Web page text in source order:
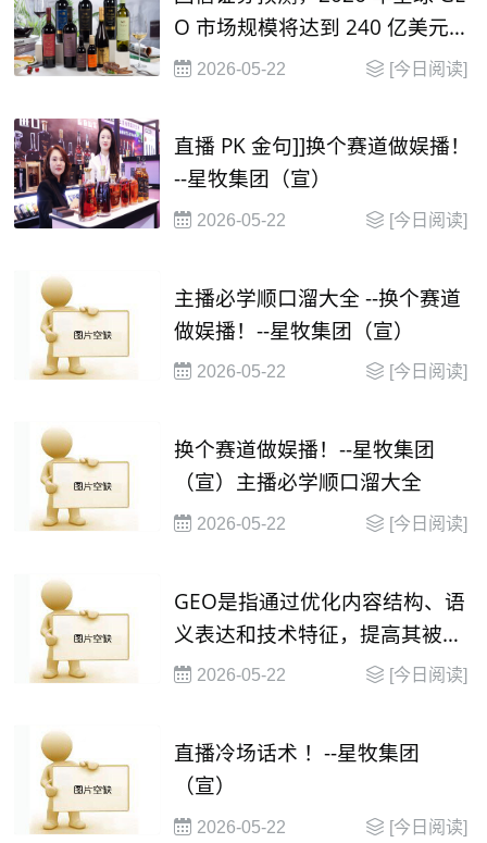
O 市场规模将达到 240 亿美元，
并在2030年有望达到 1000 亿美
2026-05-22 [今日阅读]
直播 PK 金句]]换个赛道做娱播！
--星牧集团（宣）
2026-05-22 [今日阅读]
主播必学顺口溜大全 --换个赛道
做娱播！--星牧集团（宣）
2026-05-22 [今日阅读]
换个赛道做娱播！--星牧集团
（宣）主播必学顺口溜大全
2026-05-22 [今日阅读]
GEO是指通过优化内容结构、语
义表达和技术特征，提高其被大
语言模型（
2026-05-22 [今日阅读]
直播冷场话术 ！--星牧集团
（宣）
2026-05-22 [今日阅读]